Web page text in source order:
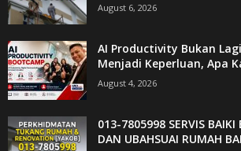
August 6, 2026
AI Productivity Bukan
Menjadi Keperluan, Apa
August 4, 2026
013-7805998 SERVIS BAIKI
DAN UBAHSUAI RUMAH